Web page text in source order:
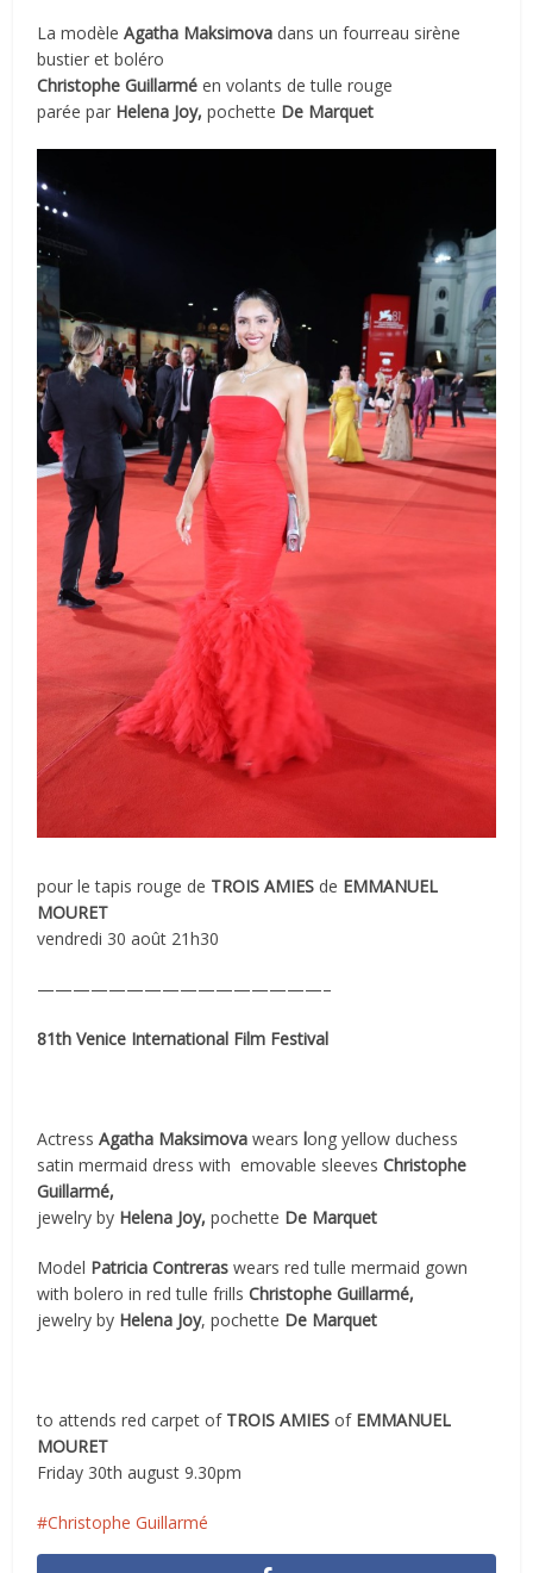
La modèleAgatha Maksimova dans un fourreau sirène
bustier et boléro
Christophe Guillarmé en volants de tulle rouge
parée par Helena Joy,pochette De Marquet
pour le tapis rouge de TROIS AMIES de EMMANUEL
MOURET
vendredi 30 août 21h30
————————————————–
81th Venice International Film Festival
ActressAgatha Maksimova wears long yellow duchess
satin mermaid dress with emovable sleevesChristophe
Guillarmé,
jewelry by Helena Joy, pochette De Marquet
Model Patricia Contreras wears red tulle mermaid gown
with bolero in red tulle frillsChristophe Guillarmé,
jewelry by Helena Joy, pochette De Marquet
to attends red carpet of TROIS AMIES ofEMMANUEL
MOURET
Friday 30th august 9.30pm
Christophe Guillarmé